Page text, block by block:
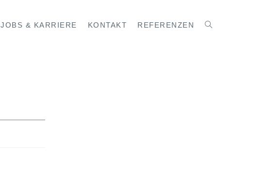
JOBS & KARRIERE KONTAKT REFERENZEN